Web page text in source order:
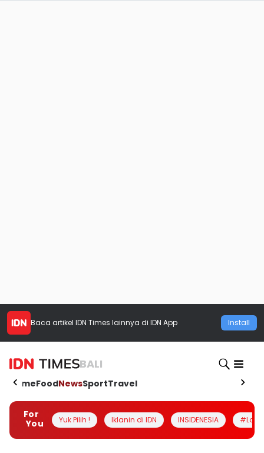
Baca artikel IDN Times lainnya di IDN App Install
BALI
HomeFoodNewsSportTravel
For
You
Yuk Pilih ! Iklanin di IDN INSIDENESIA